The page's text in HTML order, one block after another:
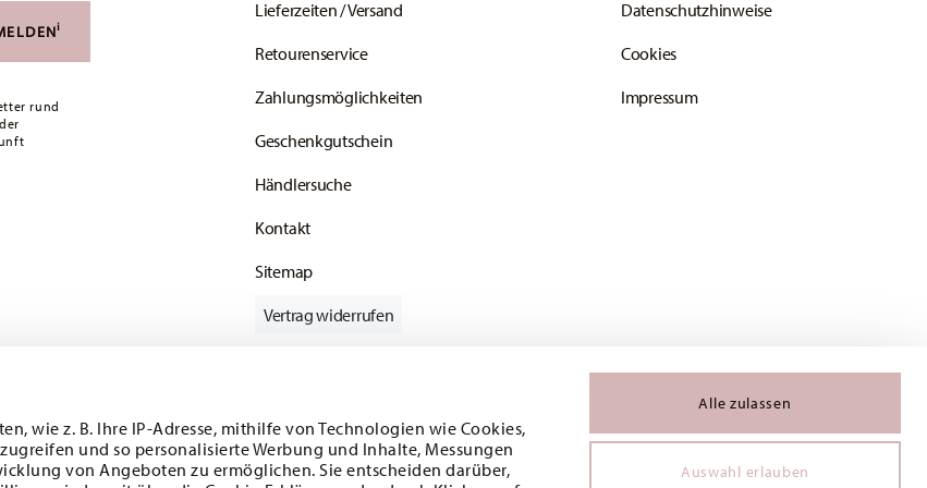
wie z. B. Ihre IP-Adresse, mithilfe von Technologien wie Cookies,
und so personalisierte Werbung und Inhalte, Messungen
von Angeboten zu ermöglichen. Sie entscheiden darüber,
Alle zulassen
Auswahl erlauben
Unter einem Bestellwert von
Sie können die Lieferzeiten in
i
rund
Lieferzeiten / Versand
Retourenservice
Zahlungsmöglichkeiten
Geschenkgutschein
Händlersuche
Kontakt
Sitemap
Datenschutzhinweise
Cookies
Impressum
Vertrag widerrufen
Folgen Sie uns auf